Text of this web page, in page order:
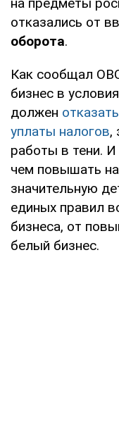
отказались от
оборота.
Как сообщал
бизнес в
должен
уплаты налогов,
работы в тени.
чем повышать
значительную
единых правил
бизнеса, от
белый бизнес.